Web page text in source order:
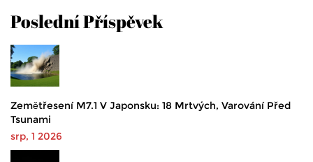
Poslední Příspěvek
Zemětřesení M7.1 V Japonsku: 18 Mrtvých, Varování Před
Tsunami
srp, 1 2026